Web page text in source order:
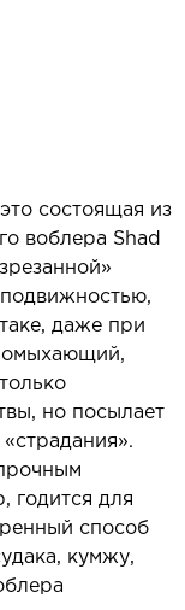
состоящая из
воблера Shad
подвижностью,
даже при
но посылает
годится для
способ
кумжу,